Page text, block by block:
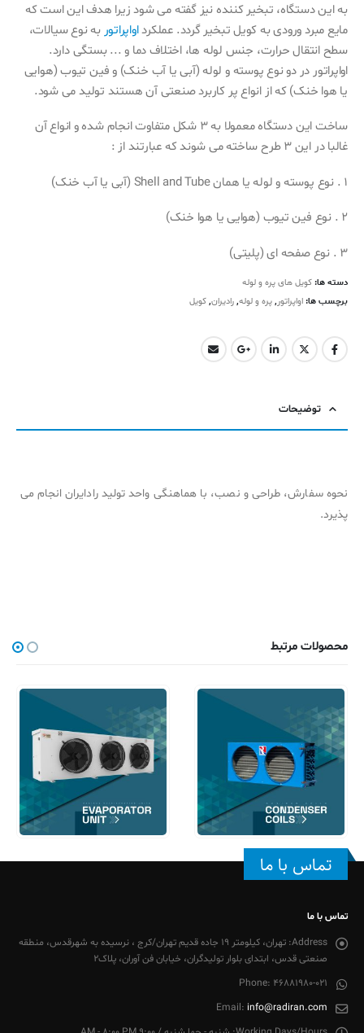
به این دستگاه، تبخیر کننده نیز گفته می شود زیرا هدف این است که
مایع مبرد ورودی به کویل تبخیر گردد. عملکرداواپراتور به نوع سیالات،
سطح انتقال حرارت، جنس لوله ها، اختلاف دما و ..‌. بستگی دارد.
اواپراتور در دو نوع پوسته و لوله (آبی یا آب خنک) و فین تیوب (هوایی
یا هوا خنک) که از انواع پر کاربرد صنعتی آن هستند تولید می شود.
‎ساخت این دستگاه معمولا به 3 شکل متفاوت انجام شده و انواع آن
غالبا در این 3 طرح ساخته می شوند که عبارتند از :
‎1 . نوع پوسته و لوله یا همان Shell and Tube (آبی یا آب خنک)
‎2 . نوع فین تیوب (هوایی یا هوا خنک)
‎3 . نوع صفحه ای (پلیتی)
دسته ها: کویل های پره و لوله
برچسب ها: اواپراتور, پره و لوله, رادیران, کویل
توضیحات
نحوه سفارش، طراحی و نصب، با هماهنگی واحد تولید رادایران انجام می
پذیرد.
محصولات مرتبط
تماس با ما
تماس با ما
Address:
تهران، کیلومتر 19 جاده قدیم تهران/کرج ، نرسیده به شهرقدس، منطقه
صنعتی قدس، ابتدای بلوار تولیدگران، خیابان فن آوران، پلاک2
Phone: 46881980-021
Email: info@radiran.com